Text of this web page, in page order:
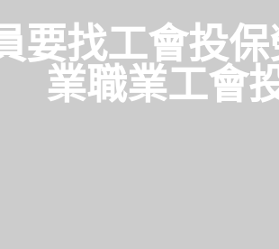
要找工會投
業職業工會